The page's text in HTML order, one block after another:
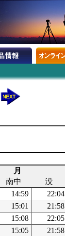
月
南中
没
14:59
22:04
15:01
21:58
15:08
22:05
15:05
21:58